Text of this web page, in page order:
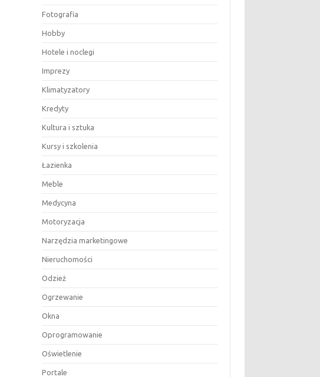
Fotografia
Hobby
Hotele i noclegi
Imprezy
Klimatyzatory
Kredyty
Kultura i sztuka
Kursy i szkolenia
Łazienka
Meble
Medycyna
Motoryzacja
Narzędzia marketingowe
Nieruchomości
Odzież
Ogrzewanie
Okna
Oprogramowanie
Oświetlenie
Portale